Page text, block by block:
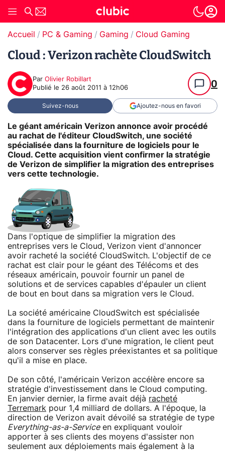
Accueil PC & Gaming Gaming Cloud Gaming
Cloud : Verizon rachète CloudSwitch
Par Olivier Robillart
Publié le 26 août 2011 à 12h06 0
Suivez-nous Ajoutez-nous en favori
Le géant américain Verizon annonce avoir procédé
au rachat de l'éditeur CloudSwitch, une société
spécialisée dans la fourniture de logiciels pour le
Cloud. Cette acquisition vient confirmer la stratégie
de Verizon de simplifier la migration des entreprises
vers cette technologie.
Dans l'optique de simplifier la migration des
entreprises vers le Cloud, Verizon vient d'annoncer
avoir racheté la société CloudSwitch. L'objectif de ce
rachat est clair pour le géant des Télécoms et des
réseaux américain, pouvoir fournir un panel de
solutions et de services capables d'épauler un client
de bout en bout dans sa migration vers le Cloud.
La société américaine CloudSwitch est spécialisée
dans la fourniture de logiciels permettant de maintenir
l'intégration des applications d'un client avec les outils
de son Datacenter. Lors d'une migration, le client peut
alors conserver ses règles préexistantes et sa politique
qu'il a mise en place.
De son côté, l'américain Verizon accélère encore sa
stratégie d'investissement dans le Cloud computing.
En janvier dernier, la firme avait déjà racheté
Terremark pour 1,4 milliard de dollars. A l'époque, la
direction de Verizon avait dévoilé sa stratégie de type
Everything-as-a-Serviceen expliquant vouloir
apporter à ses clients des moyens d'assister non
seulement aux déploiements mais également à la